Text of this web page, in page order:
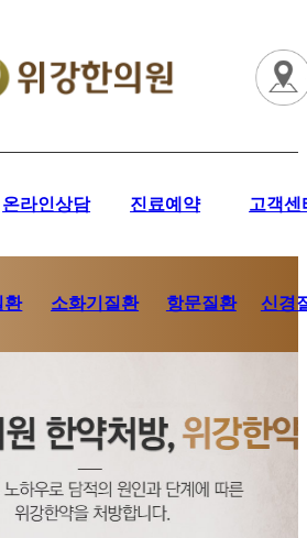
온라인상담 진료예약 고객센
환 소화기질환 항문질환 신경